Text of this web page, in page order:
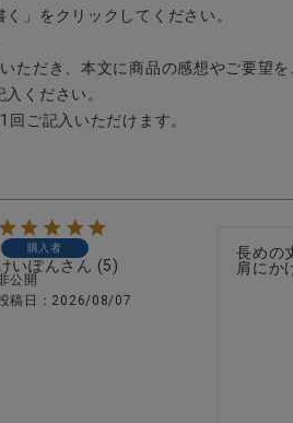
」をクリックしてください。
ただき、本文に商品の感想やご要望を
ください。
ご記入いただけます。
購入者
いぽん 5
公開
稿日
2026/08/07
長めの
肩にか